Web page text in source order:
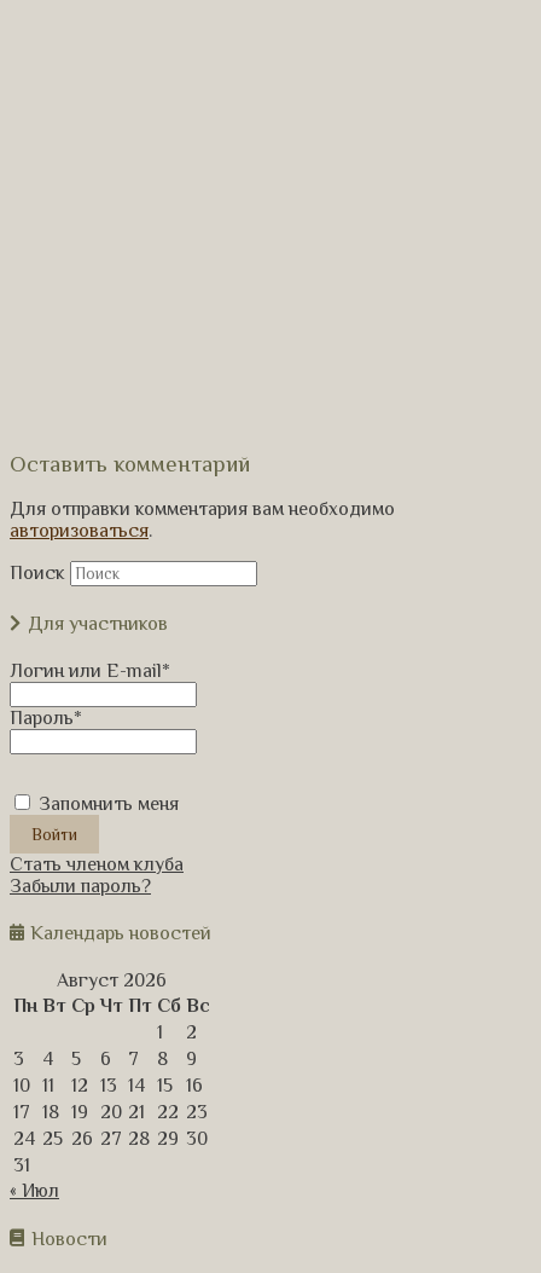
Оставить комментарий
Для отправки комментария вам необходимо
авторизоваться.
Поиск
Для участников
Логин или E-mail*
Пароль*
Запомнить меня
Стать членом клуба
Забыли пароль?
Календарь новостей
Август 2026
Пн Вт Ср Чт Пт Сб Вс
1
2
3
4 5 6 7 8
9
10 11 12 13 14 15
16
17
18 19 20 21 22 23
24 25 26 27 28 29 30
31
« Июл
Новости